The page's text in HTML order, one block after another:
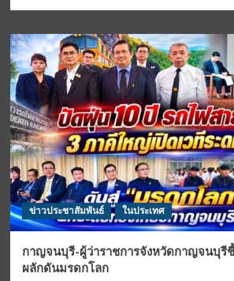
ข่าวประชาสัมพันธ์ ในประเทศ
กาญจนบุรี-ผู้ว่าราชการจังหวัดกาญจนบุรี
ผลักดันมรดกโลก